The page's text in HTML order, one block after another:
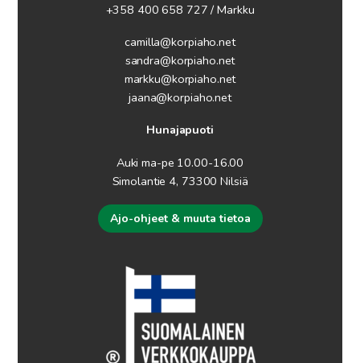
+358 400 658 727 / Markku
camilla@korpiaho.net
sandra@korpiaho.net
markku@korpiaho.net
jaana@korpiaho.net
Hunajapuoti
Auki ma-pe 10.00-16.00
Simolantie 4, 73300 Nilsiä
Ajo-ohjeet & muuta tietoa